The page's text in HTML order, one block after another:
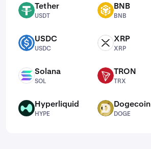
USDT Tether
USDT
BNB BNB
BNB
USDC USDC
USDC
XRP XRP
XRP
SOL Solana
SOL
TRX TRON
TRX
HYPE Hyperliquid
HYPE
DOGE Dogecoin
DOGE